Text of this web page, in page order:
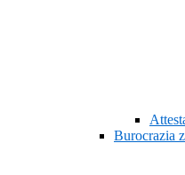
Burocrazia